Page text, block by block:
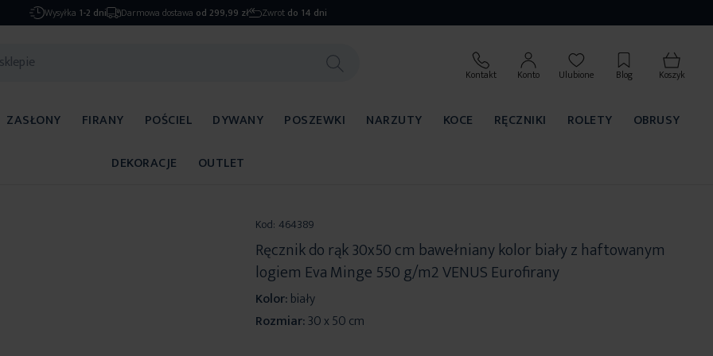
Wysyłka 1-2 dni Darmowa dostawa od 299,99 zł Zwrot do 14 dni
Kontakt Konto Ulubione Blog Koszyk
ZASŁONY FIRANY POŚCIEL DYWANY POSZEWKI NARZUTY KOCE RĘCZNIKI ROLETY
OBRUSY
DEKORACJE
OUTLET
Kod: 464389
Ręcznik do rąk 30x50 cm bawełniany kolor biały z haftowanym
logiem Eva Minge 550 g/m2 VENUS Eurofirany
Kolor:biały
Rozmiar:30 x 50 cm